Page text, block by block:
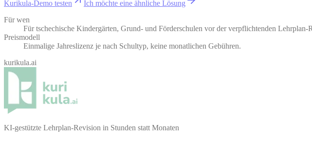
Kurikula-Demo testen
Ich möchte eine ähnliche Lösung
Für wen
Für tschechische Kindergärten, Grund- und Förderschulen vor der verpflichtenden Lehrplan-
Preismodell
Einmalige Jahreslizenz je nach Schultyp, keine monatlichen Gebühren.
kurikula.ai
KI-gestützte Lehrplan-Revision in Stunden statt Monaten